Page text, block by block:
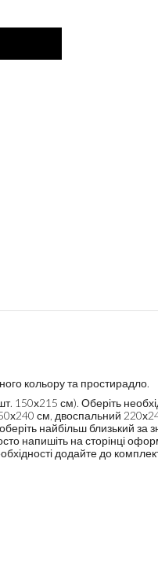
кольору та простирадло.
150х215 см). Оберіть
см, двоспальний
найбільш близький за
напишіть на сторінці
додайте до